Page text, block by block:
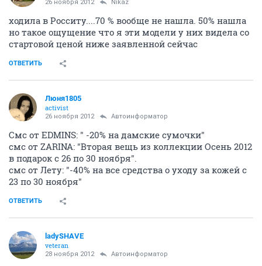
26 ноября 2012 Nikaz
ходила в Росситу....70 % вообще не нашла. 50% нашла
но такое ощущение что я эти модели у них видела со
стартовой ценой ниже заявленной сейчас
ОТВЕТИТЬ
Люня1805
activist
26 ноября 2012 Автоинформатор
Смс от EDMINS: " -20% на дамские сумочки"
смс от ZARINA: "Вторая вещь из коллекции Осень 2012
в подарок с 26 по 30 ноября".
смс от Лету: "-40% на все средства о уходу за кожей с
23 по 30 ноября"
ОТВЕТИТЬ
ladySHAVE
veteran
28 ноября 2012 Автоинформатор